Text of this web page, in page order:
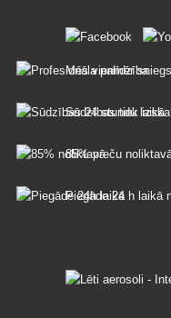
Mēs vienmēr
Sūdzības tiek
85% preču
Piegāde 24 h laikā